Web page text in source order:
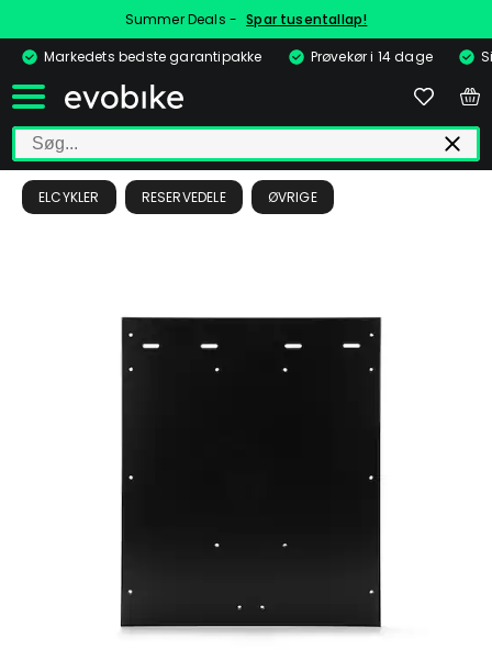
Summer Deals - Spar tusentallap!
Markedets bedste garantipakke
Prøvekør i 14 dage
ELCYKLER RESERVEDELE ØVRIGE